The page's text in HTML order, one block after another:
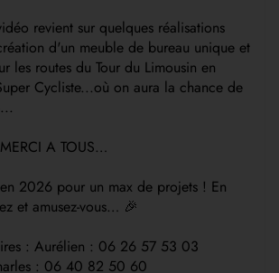
revient sur quelques réalisations
d'un meuble de bureau unique et
les routes du Tour du Limousin en
Cycliste...où on aura la chance de
A TOUS…
2026 pour un max de projets ! En
et amusez-vous… 🎉
: Aurélien : 06 26 57 53 03
: 06 40 82 50 60